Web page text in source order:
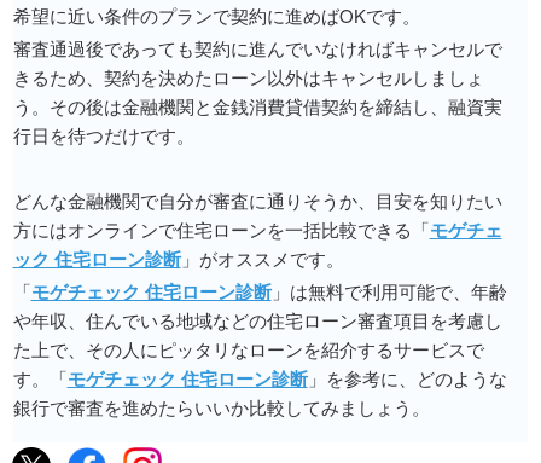
希望に近い条件のプランで契約に進めばOKです。
審査通過後であっても契約に進んでいなければキャンセルで
きるため、契約を決めたローン以外はキャンセルしましょ
う。その後は金融機関と金銭消費貸借契約を締結し、融資実
行日を待つだけです。
どんな金融機関で自分が審査に通りそうか、目安を知りたい
方にはオンラインで住宅ローンを一括比較できる「モゲチェ
ック 住宅ローン診断」がオススメです。
「モゲチェック 住宅ローン診断」は無料で利用可能で、年齢
や年収、住んでいる地域などの住宅ローン審査項目を考慮し
た上で、その人にピッタリなローンを紹介するサービスで
す。「モゲチェック 住宅ローン診断」を参考に、どのような
銀行で審査を進めたらいいか比較してみましょう。